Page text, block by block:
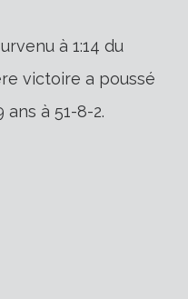
à 1:14 du
victoire a poussé
à 51-8-2.